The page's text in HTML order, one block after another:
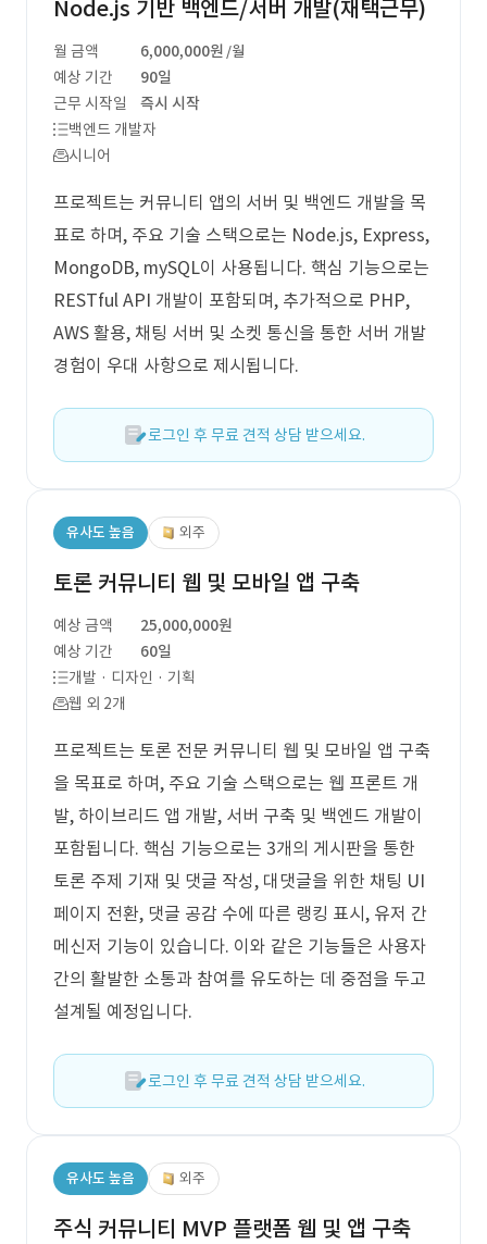
Node.js 기반 백엔드/서버 개발(재택근무)
월 금액 6,000,000원 /월
예상 기간
90일
근무 시작일
즉시 시작
백엔드 개발자
시니어
프로젝트는 커뮤니티 앱의 서버 및 백엔드 개발을 목
표로 하며, 주요 기술 스택으로는 Node.js, Express,
MongoDB, mySQL이 사용됩니다. 핵심 기능으로는
RESTful API 개발이 포함되며, 추가적으로 PHP,
AWS 활용, 채팅 서버 및 소켓 통신을 통한 서버 개발
경험이 우대 사항으로 제시됩니다.
로그인 후 무료 견적 상담 받으세요.
유사도 높음 외주
토론 커뮤니티 웹 및 모바일 앱 구축
예상 금액
25,000,000원
예상 기간
60일
개발 · 디자인 · 기획
웹 외 2개
프로젝트는 토론 전문 커뮤니티 웹 및 모바일 앱 구축
을 목표로 하며, 주요 기술 스택으로는 웹 프론트 개
발, 하이브리드 앱 개발, 서버 구축 및 백엔드 개발이
포함됩니다. 핵심 기능으로는 3개의 게시판을 통한
토론 주제 기재 및 댓글 작성, 대댓글을 위한 채팅 UI
페이지 전환, 댓글 공감 수에 따른 랭킹 표시, 유저 간
메신저 기능이 있습니다. 이와 같은 기능들은 사용자
간의 활발한 소통과 참여를 유도하는 데 중점을 두고
설계될 예정입니다.
로그인 후 무료 견적 상담 받으세요.
유사도 높음 외주
주식 커뮤니티 MVP 플랫폼 웹 및 앱 구축